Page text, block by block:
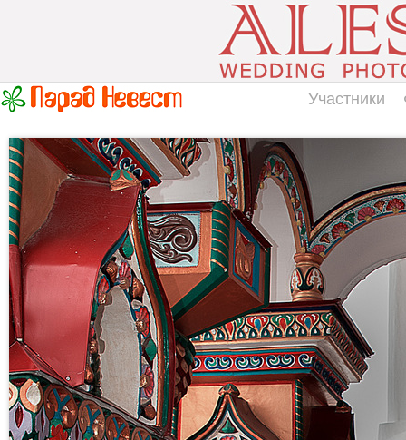
Участники